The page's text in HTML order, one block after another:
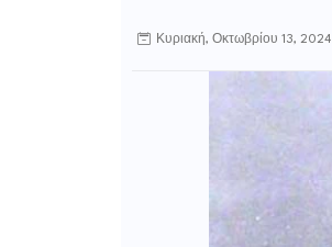
Κυριακή, Οκτωβρίου 13, 2024